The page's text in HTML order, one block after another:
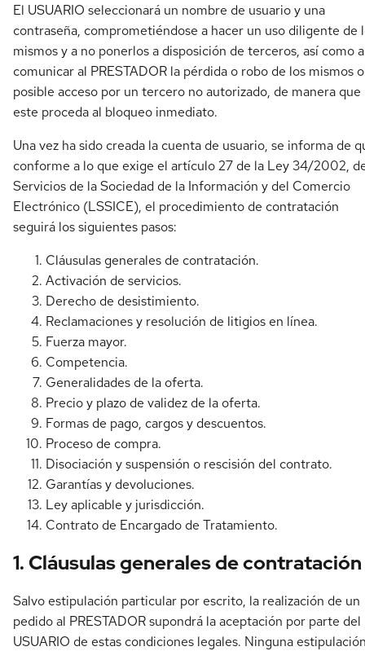
El USUARIO seleccionará un nombre de usuario y una
contraseña, comprometiéndose a hacer un uso diligente de
mismos y a no ponerlos a disposición de terceros, así como a
comunicar al PRESTADOR la pérdida o robo de los mismos
posible acceso por un tercero no autorizado, de manera que
este proceda al bloqueo inmediato.
Una vez ha sido creada la cuenta de usuario, se informa de
conforme a lo que exige el artículo 27 de la Ley 34/2002,
Servicios de la Sociedad de la Información y del Comercio
Electrónico (LSSICE), el procedimiento de contratación
seguirá los siguientes pasos:
Cláusulas generales de contratación.
Activación de servicios.
Derecho de desistimiento.
Reclamaciones y resolución de litigios en línea.
Fuerza mayor.
Competencia.
Generalidades de la oferta.
Precio y plazo de validez de la oferta.
Formas de pago, cargos y descuentos.
Proceso de compra.
Disociación y suspensión o rescisión del contrato.
Garantías y devoluciones.
Ley aplicable y jurisdicción.
Contrato de Encargado de Tratamiento.
1. Cláusulas generales de contratación
Salvo estipulación particular por escrito, la realización de un
pedido al PRESTADOR supondrá la aceptación por parte del
USUARIO de estas condiciones legales. Ninguna